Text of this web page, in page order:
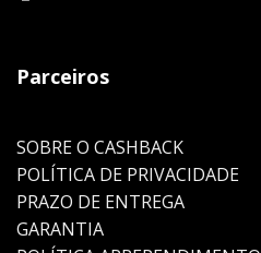
Parceiros
SOBRE O CASHBACK
POLÍTICA DE PRIVACIDADE
PRAZO DE ENTREGA
GARANTIA